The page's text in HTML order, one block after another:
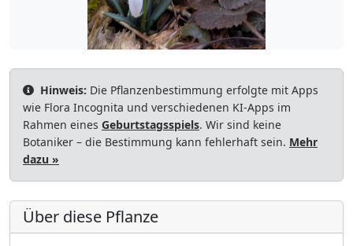
Hinweis: Die Pflanzenbestimmung erfolgte mit Apps
wie Flora Incognita und verschiedenen KI-Apps im
Rahmen eines Geburtstagsspiels. Wir sind keine
Botaniker – die Bestimmung kann fehlerhaft sein. Mehr
dazu »
Über diese Pflanze